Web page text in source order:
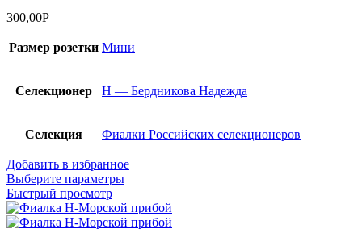
300,00Р
Размер розетки Мини
Селекционер Н — Бердникова Надежда
Селекция Фиалки Российских селекционеров
Добавить в избранное
Выберите параметры
Быстрый просмотр